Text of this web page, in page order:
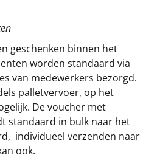
geschenken binnen het
worden standaard via
van medewerkers bezorgd.
palletvervoer, op het
De voucher met
standaard in bulk naar het
individueel verzenden naar
ook.